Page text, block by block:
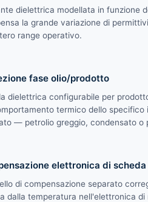
dielettrica modellata in funzione
la grande variazione di
range operativo.
fase olio/prodotto
dielettrica configurabile per
termico dello specifico
— petrolio greggio, condensato o
elettronica di scheda
di compensazione separato
dalla temperatura nell'elettronica di